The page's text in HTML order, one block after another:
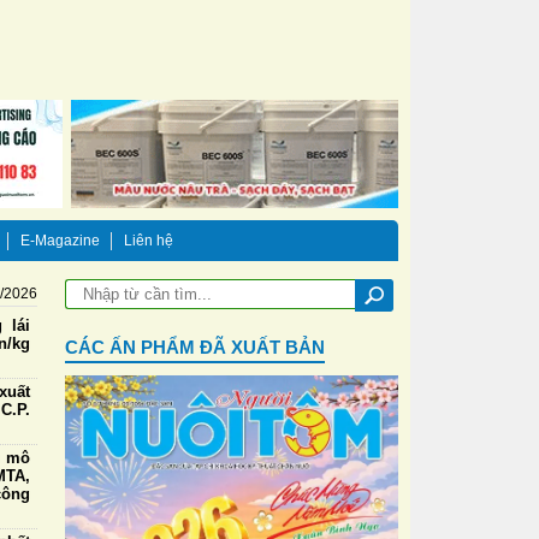
E-Magazine Liên hệ
2026
lái
kg
mô
CÁC ẤN PHẨM ĐÃ XUẤT BẢN